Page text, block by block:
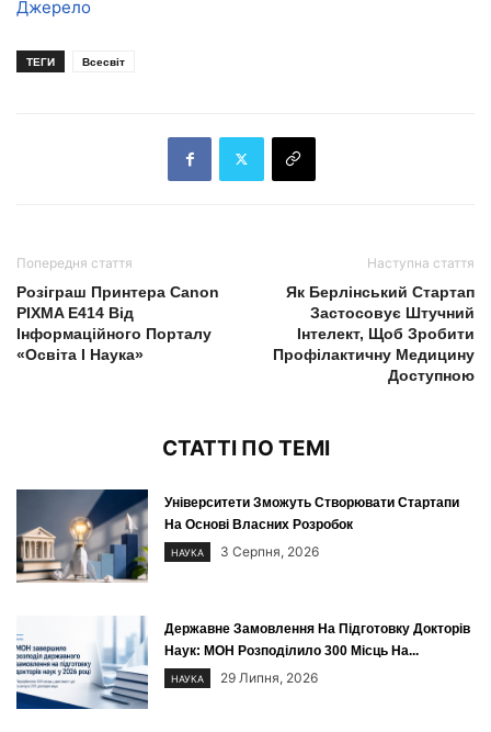
Джерело
ТЕГИ Всесвіт
Попередня стаття
Розіграш Принтера Canon
PIXMA E414 Від
Інформаційного Порталу
«Освіта І Наука»
Наступна стаття
Як Берлінський Стартап
Застосовує Штучний
Інтелект, Щоб Зробити
Профілактичну Медицину
Доступною
СТАТТІ ПО ТЕМІ
Університети Зможуть Створювати Стартапи
На Основі Власних Розробок
НАУКА 3 Серпня, 2026
Державне Замовлення На Підготовку Докторів
Наук: МОН Розподілило 300 Місць На...
НАУКА 29 Липня, 2026